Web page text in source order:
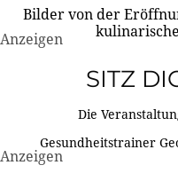
Bilder von der
Anzeigen
SITZ
Die
Gesundheitstrainer
Anzeigen